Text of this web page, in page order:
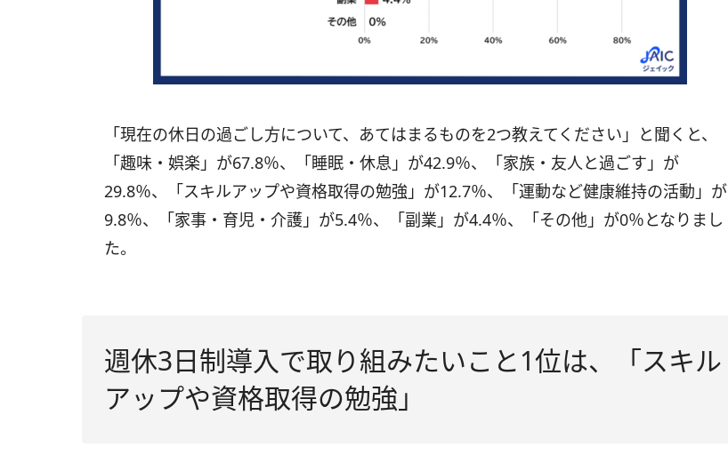
「現在の休日の過ごし方について、あてはまるものを2つ教えてください」と聞くと、
「趣味・娯楽」が67.8％、「睡眠・休息」が42.9％、「家族・友人と過ごす」が
29.8％、「スキルアップや資格取得の勉強」が12.7％、「運動など健康維持の活動」が
9.8％、「家事・育児・介護」が5.4％、「副業」が4.4％、「その他」が0％となりまし
た。
週休3日制導入で取り組みたいこと1位は、「スキル
アップや資格取得の勉強」